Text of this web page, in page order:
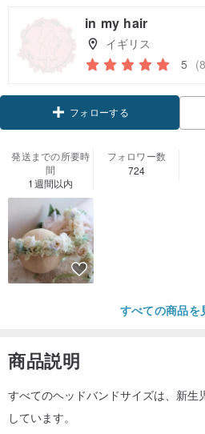
in my hair
イギリス
5
フォローする
発送までの所要時
間
1週間以内
フォロワー数
724
すべての商品を
商品説明
すべてのヘッドバンドサイズは、新生
しています。